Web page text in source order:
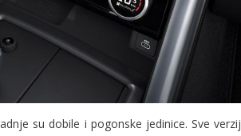
su dobile i pogonske jedinice. Sve